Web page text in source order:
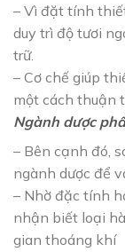
– Vì đặt tính
duy trì độ tươi
trữ.
– Cơ chế giúp
một cách thuận
Ngành dược
– Bên cạnh đó,
ngành dược để
– Nhờ đặc tính
nhận biết loại
gian thoáng khí